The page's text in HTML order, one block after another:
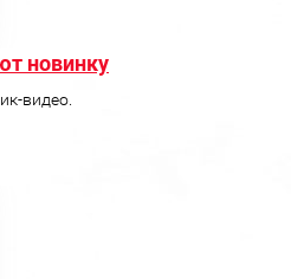
новинку
видео.